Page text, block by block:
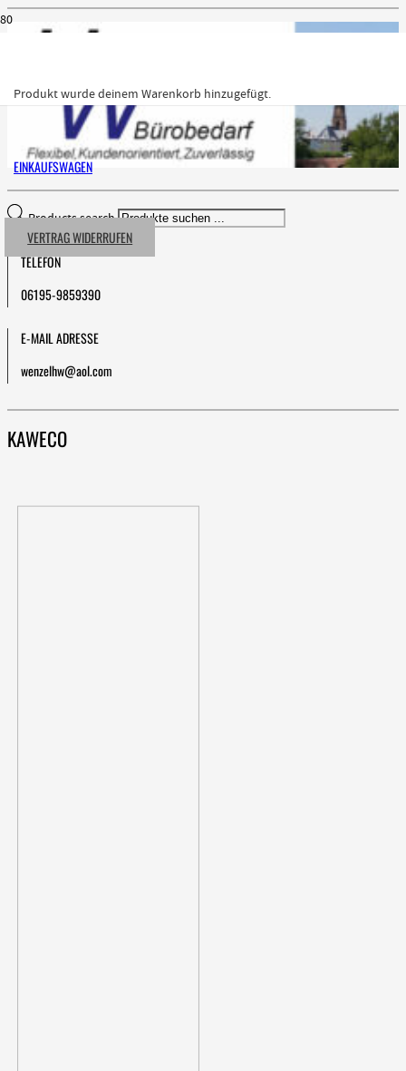
Produktwurde deinem Warenkorb hinzugefügt.
EINKAUFSWAGEN
VERTRAG WIDERRUFEN
Products search
TELEFON
06195-9859390
E-MAIL ADRESSE
wenzelhw@aol.com
KAWECO